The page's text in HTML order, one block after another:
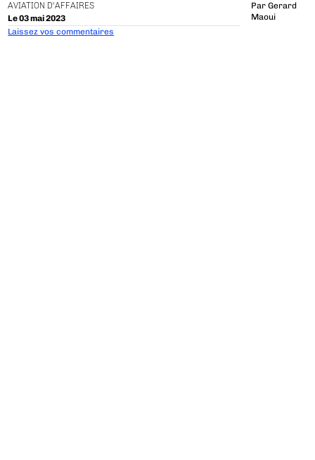
AVIATION D'AFFAIRES
Le 03 mai 2023
Par Gerard
Maoui
Laissez vos commentaires